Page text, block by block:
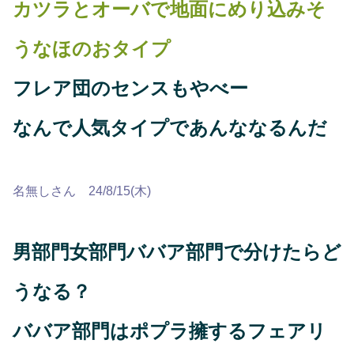
カツラとオーバで地面にめり込みそ
うなほのおタイプ
フレア団のセンスもやべー
なんで人気タイプであんななるんだ
名無しさん 24/8/15(木)
男部門女部門ババア部門で分けたらど
うなる？
ババア部門はポプラ擁するフェアリ